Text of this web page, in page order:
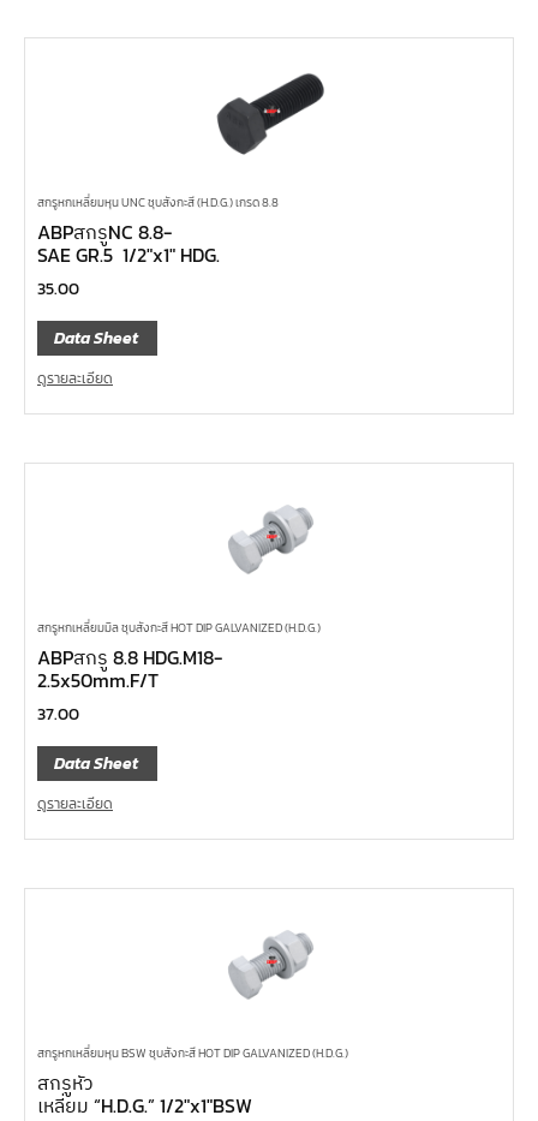
สกรูหกเหลี่ยมหุน UNC ชุบสังกะสี (H.D.G.) เกรด 8.8
ABPสกรูNC 8.8-
SAE GR.5 1/2″x1″ HDG.
35.00
Data Sheet
ดูรายละเอียด
สกรูหกเหลี่ยมมิล ชุบสังกะสี HOT DIP GALVANIZED (H.D.G.)
ABPสกรู 8.8 HDG.M18-
2.5x50mm.F/T
37.00
Data Sheet
ดูรายละเอียด
สกรูหกเหลี่ยมหุน BSW ชุบสังกะสี HOT DIP GALVANIZED (H.D.G.)
สกรูหัว
เหลี่ยม “H.D.G.” 1/2″x1″BSW